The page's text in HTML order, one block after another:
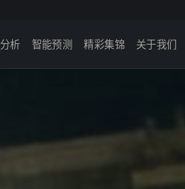
析 智能预测 精彩集锦 关于我们